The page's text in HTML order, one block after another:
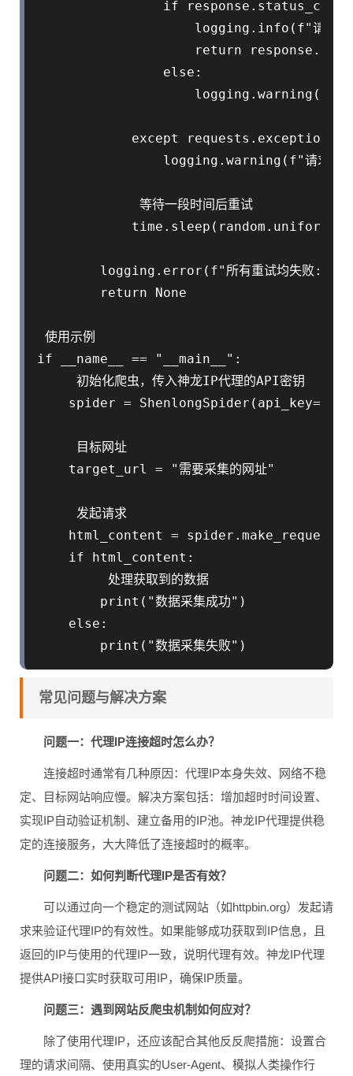
if response.status_code
logging.info(f"请求成
                    return response.text
                else:
logging.warning(f"请
except
logging.warning(f"请求异
             等待一段时间后重试
logging.error(f"所有重试均失败:
        return None
使用示例
if __name__ == "__main__":
     初始化爬虫，传入神龙IP代理的API密钥
spider = ShenlongSpider(api_key="你的
     目标网址
    target_url = "需要采集的网址"
     发起请求
html_content =
    if html_content:
         处理获取到的数据
        print("数据采集成功")
    else:
常见问题与解决方案
问题一：代理IP连接超时怎么办？
连接超时通常有几种原因：代理IP本身失效、网络不稳
定、目标网站响应慢。解决方案包括：增加超时时间设置、
实现IP自动验证机制、建立备用的IP池。神龙IP代理提供稳
定的连接服务，大大降低了连接超时的概率。
问题二：如何判断代理IP是否有效？
可以通过向一个稳定的测试网站（如httpbin.org）发起请
求来验证代理IP的有效性。如果能够成功获取到IP信息，且
返回的IP与使用的代理IP一致，说明代理有效。神龙IP代理
提供API接口实时获取可用IP，确保IP质量。
问题三：遇到网站反爬虫机制如何应对？
除了使用代理IP，还应该配合其他反反爬措施：设置合
理的请求间隔、使用真实的User-Agent、模拟人类操作行